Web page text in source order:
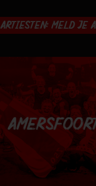
ARTIESTEN: MELD JE